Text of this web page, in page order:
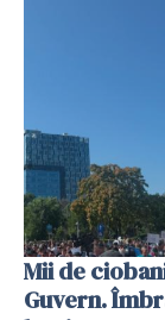
Mii de
Guvern.